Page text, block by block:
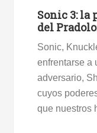
Sonic 3: la
del
Sonic,
enfrentarse a
adversario,
cuyos
que nuestros